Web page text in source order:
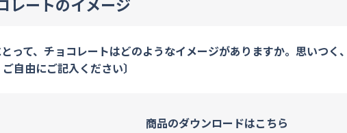
とって、チョコレートはどのようなイメージがありますか。思いつ
自由にご記入ください〕
商品のダウンロードはこちら